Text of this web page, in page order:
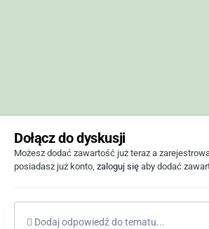
Dołącz do dyskusji
Możesz dodać zawartość już teraz a
posiadasz już konto, zaloguj się aby dodać
Dodaj odpowiedź do tematu...